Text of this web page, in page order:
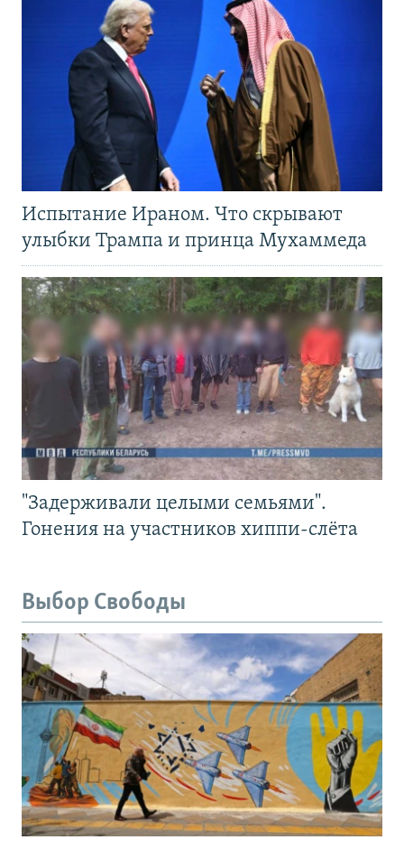
Испытание Ираном. Что скрывают
улыбки Трампа и принца Мухаммеда
"Задерживали целыми семьями".
Гонения на участников хиппи-слёта
Выбор Свободы